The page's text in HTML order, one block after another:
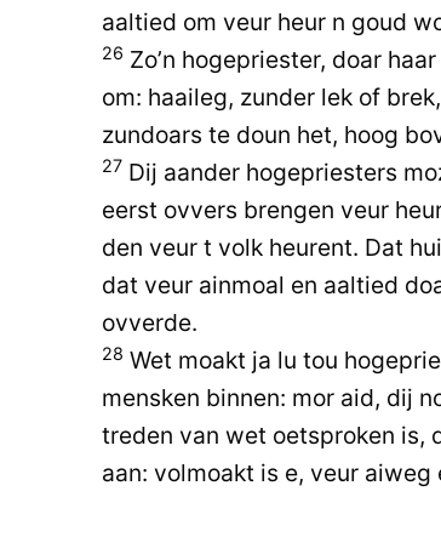
aaltied om veur heur n goud
26 Zo’n hogepriester, doar
om: haaileg, zunder lek of
zundoars te doun het, hoog
27 Dij aander hogepriesters
eerst ovvers brengen veur
den veur t volk heurent. Dat
dat veur ainmoal en aaltied
ovverde.
28 Wet moakt ja lu tou
mensken binnen: mor aid, dij
treden van wet oetsproken is,
aan: volmoakt is e, veur aiweg